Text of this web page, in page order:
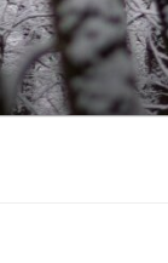
Eiti
prie
turinio